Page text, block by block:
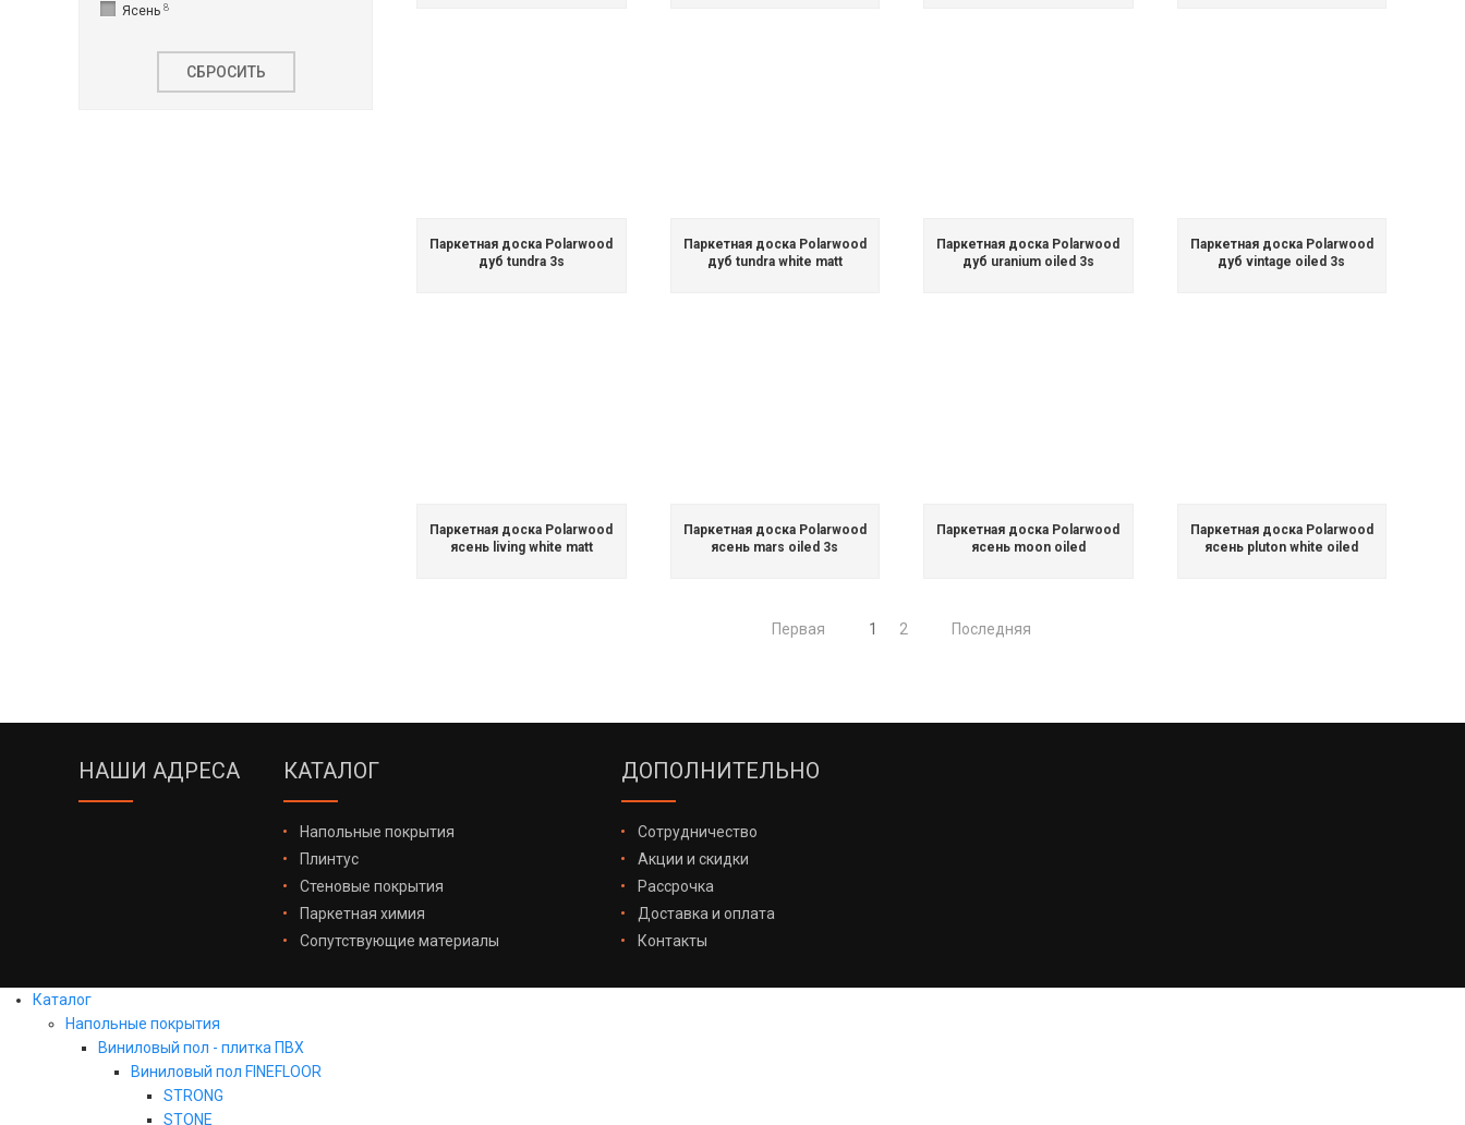
Ясень 8
СБРОСИТЬ
Паркетная доска Polarwood
дуб tundra 3s
Паркетная доска Polarwood
дуб tundra white matt
Паркетная доска Polarwood
дуб uranium oiled 3s
Паркетная доска Polarwood
дуб vintage oiled 3s
Паркетная доска Polarwood
ясень living white matt
Паркетная доска Polarwood
ясень mars oiled 3s
Паркетная доска Polarwood
ясень moon oiled
Паркетная доска Polarwood
ясень pluton white oiled
Первая 1 2 Последняя
НАШИ АДРЕСА КАТАЛОГ
Напольные покрытия
Плинтус
Стеновые покрытия
Паркетная химия
Сопутствующие материалы
ДОПОЛНИТЕЛЬНО
Сотрудничество
Акции и скидки
Рассрочка
Доставка и оплата
Контакты
Каталог
Напольные покрытия
Виниловый пол - плитка ПВХ
Виниловый пол FINEFLOOR
STRONG
STONE